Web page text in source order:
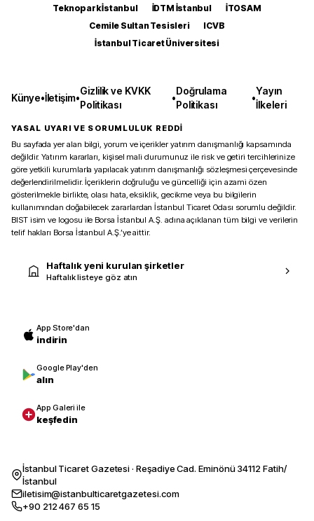
Teknopark İstanbul
İDTM İstanbul
İTOSAM
Cemile Sultan Tesisleri
ICVB
İstanbul Ticaret Üniversitesi
Künye•İletişim•
Gizlilik ve KVKK
Politikası
•
Doğrulama
Politikası
•
Yayın
İlkeleri
YASAL UYARI VE SORUMLULUK REDDİ
Bu sayfada yer alan bilgi, yorum ve içerikler yatırım danışmanlığı kapsamında
değildir. Yatırım kararları, kişisel mali durumunuz ile risk ve getiri tercihlerinize
göre yetkili kurumlarla yapılacak yatırım danışmanlığı sözleşmesi çerçevesinde
değerlendirilmelidir. İçeriklerin doğruluğu ve güncelliği için azami özen
gösterilmekle birlikte, olası hata, eksiklik, gecikme veya bu bilgilerin
kullanımından doğabilecek zararlardan İstanbul Ticaret Odası sorumlu değildir.
BIST isim ve logosu ile Borsa İstanbul A.Ş. adına açıklanan tüm bilgi ve verilerin
telif hakları Borsa İstanbul A.Ş.’ye aittir.
Haftalık yeni kurulan şirketler
Haftalık listeye göz atın
App Store'dan
indirin
Google Play'den
alın
App Galeri ile
keşfedin
İstanbul Ticaret Gazetesi · Reşadiye Cad. Eminönü 34112 Fatih/
İstanbul
iletisim@istanbulticaretgazetesi.com
+90 212 467 65 15